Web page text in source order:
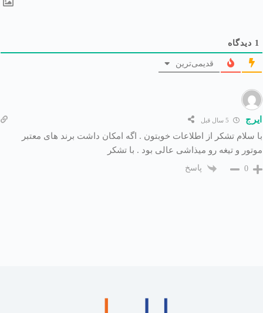
1 دیدگاه
قدیمی‌ترین
ایرج
با سلام تشکر از اطلاعات خوبتون . اگه امکان داشت برند های معتبر
موتور و تیغه رو میذاشی عالی بود . با تشکر
0 پاسخ